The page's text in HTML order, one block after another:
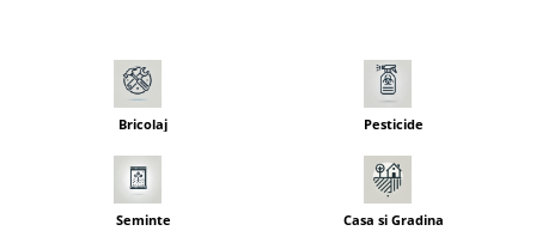
Seminte ridichi
Seminte rosii
Seminte salata
Seminte sfecla
Seminte telina
Seminte varza
Bricolaj Pesticide
Seminte Casa si Gradina